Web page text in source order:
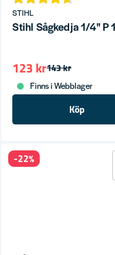
STIHL
Stihl Sågkedja 1/4" P
143 kr
123 kr
Finns i Webblager
Köp
-22%